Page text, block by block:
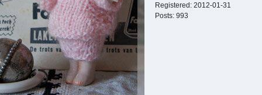
Registered: 2012-01-31
Posts: 993